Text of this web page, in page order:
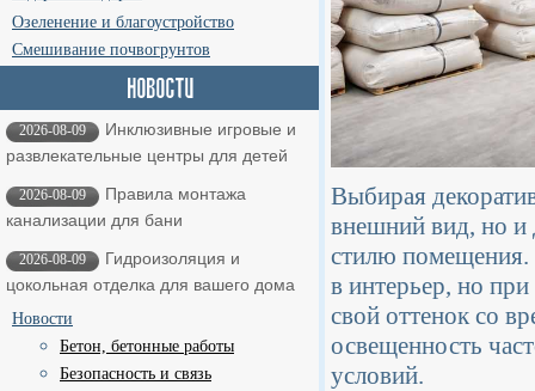
Озеленение и благоустройство
Смешивание почвогрунтов
2026-08-09
Инклюзивные игровые и
развлекательные центры для детей
2026-08-09
Правила монтажа
канализации для бани
2026-08-09
Гидроизоляция и
цокольная отделка для вашего дома
Новости
Бетон, бетонные работы
Безопасность и связь
Выбирая
внешний вид, но и
стилю помещения.
в интерьер, но
свой оттенок со
освещенность
условий.